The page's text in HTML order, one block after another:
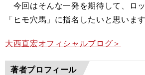
今回はそんな一発を期待して、ロ
「ヒモ穴馬」に指名したいと思います
大西直宏オフィシャルブログ＞
著者プロフィール